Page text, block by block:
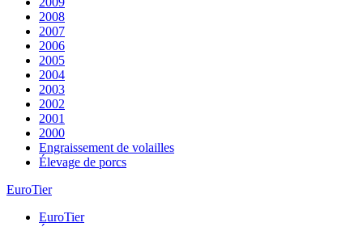
2008
2007
2006
2005
2004
2003
2002
2001
2000
Engraissement de volailles
Élevage de porcs
EuroTier
EuroTier